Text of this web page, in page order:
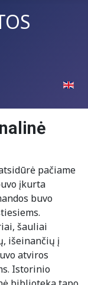
pačiame
įkurta
buvo
šauliai
išeinančių į
atviros
Istorinio